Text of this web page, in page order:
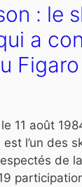
: le
a
Figaro
11 août
l’un des
de